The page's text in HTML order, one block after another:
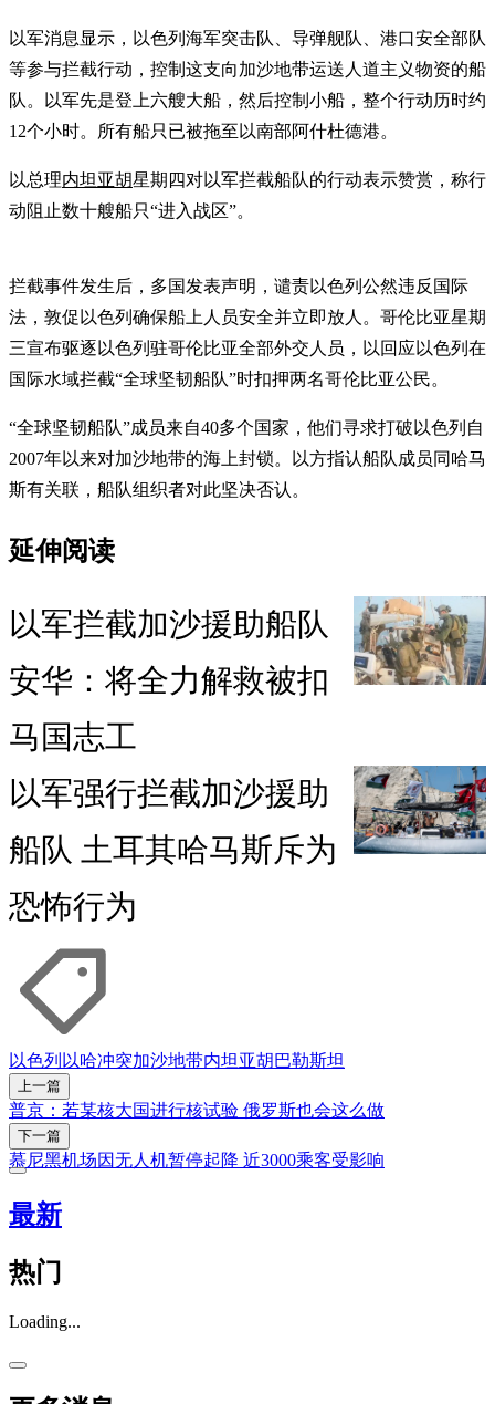
以军消息显示，以色列海军突击队、导弹舰队、港口安全部队
等参与拦截行动，控制这支向加沙地带运送人道主义物资的船
队。以军先是登上六艘大船，然后控制小船，整个行动历时约
12个小时。所有船只已被拖至以南部阿什杜德港。
以总理内坦亚胡星期四对以军拦截船队的行动表示赞赏，称行
动阻止数十艘船只“进入战区”。
拦截事件发生后，多国发表声明，谴责以色列公然违反国际
法，敦促以色列确保船上人员安全并立即放人。哥伦比亚星期
三宣布驱逐以色列驻哥伦比亚全部外交人员，以回应以色列在
国际水域拦截“全球坚韧船队”时扣押两名哥伦比亚公民。
“全球坚韧船队”成员来自40多个国家，他们寻求打破以色列自
2007年以来对加沙地带的海上封锁。以方指认船队成员同哈马
斯有关联，船队组织者对此坚决否认。
延伸阅读
以军拦截加沙援助船队
安华：将全力解救被扣
马国志工
以军强行拦截加沙援助
船队 土耳其哈马斯斥为
恐怖行为
以色列 以哈冲突加沙地带内坦亚胡 巴勒斯坦
上一篇
普京：若某核大国进行核试验 俄罗斯也会这么做
下一篇
慕尼黑机场因无人机暂停起降 近3000乘客受影响
最新
热门
Loading...